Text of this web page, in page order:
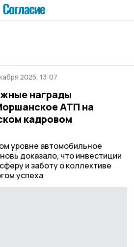
2025, 13:07
награды
АТП на
кадровом
уровне автомобильное
доказало, что инвестиции
и заботу о коллективе
успеха